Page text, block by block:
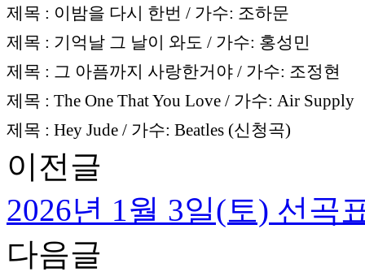
제목 : 이밤을 다시 한번 / 가수: 조하문
제목 : 기억날 그 날이 와도 / 가수: 홍성민
제목 : 그 아픔까지 사랑한거야 / 가수: 조정현
제목 : The One That You Love / 가수: Air Supply
제목 : Hey Jude / 가수: Beatles (신청곡)
이전글
2026년 1월 3일(토) 선곡
다음글